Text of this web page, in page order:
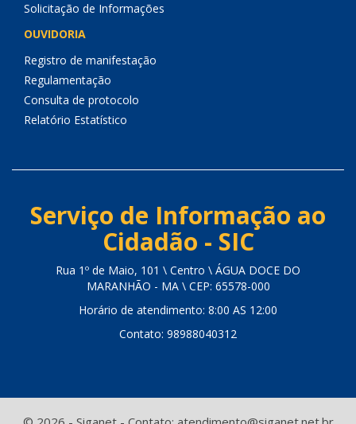
Solicitação de Informações
OUVIDORIA
Registro de manifestação
Regulamentação
Consulta de protocolo
Relatório Estatístico
Serviço de Informação ao
Cidadão - SIC
Rua 1º de Maio, 101 \ Centro \ ÁGUA DOCE DO
MARANHÃO - MA \ CEP: 65578-000
Horário de atendimento: 8:00 AS 12:00
Contato: 98988040312